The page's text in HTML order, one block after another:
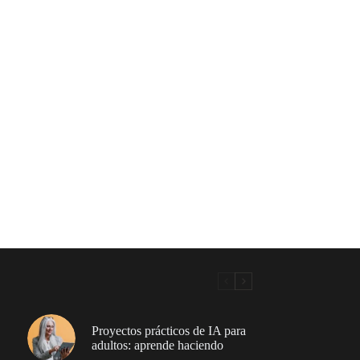
Proyectos prácticos de IA para
adultos: aprende haciendo